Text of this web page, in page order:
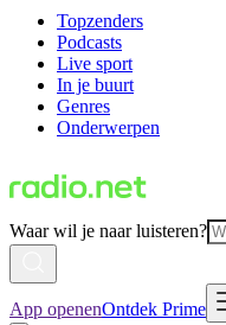
Topzenders
Podcasts
Live sport
In je buurt
Genres
Onderwerpen
Waar wil je naar luisteren?
App openenOntdek Prime